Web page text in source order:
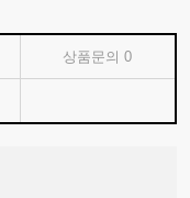
상품문의0